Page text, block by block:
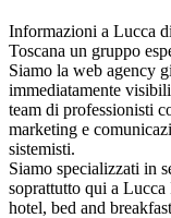
Informazioni a Lucca
Toscana un gruppo
Siamo la web agency
immediatamente
team di professionisti
marketing e
sistemisti.
Siamo specializzati in
soprattutto qui a
hotel, bed and